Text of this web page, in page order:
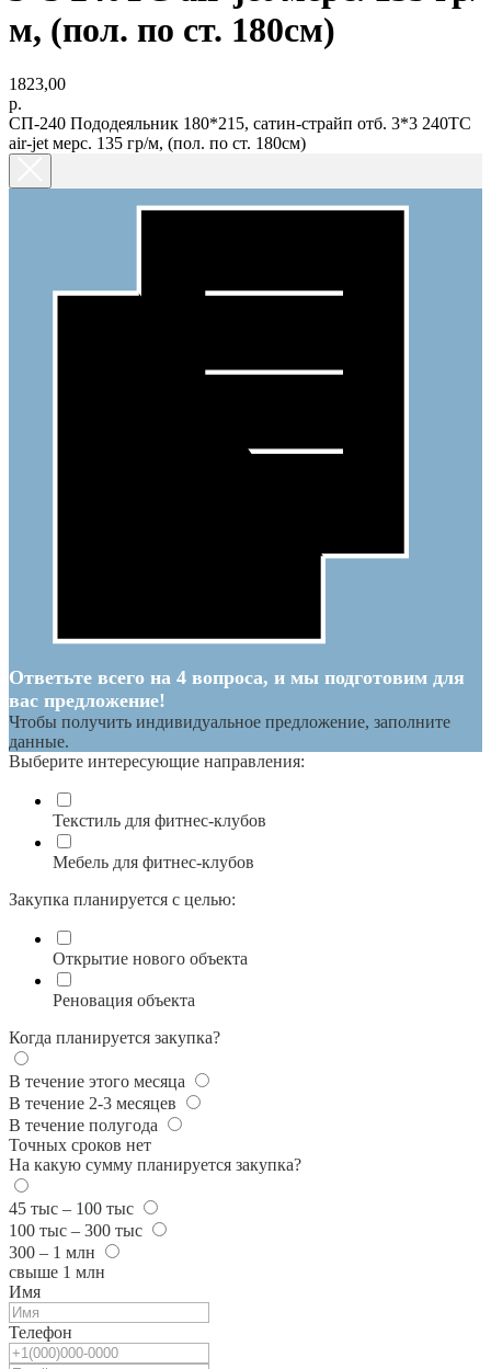
м, (пол. по ст. 180см)
1823,00
р.
СП-240 Пододеяльник 180*215, сатин-страйп отб. 3*3 240ТС
air-jet мерс. 135 гр/м, (пол. по ст. 180см)
Ответьте всего на 4 вопроса, и мы подготовим для
вас предложение!
Чтобы получить индивидуальное предложение, заполните
данные.
Выберите интересующие направления:
Текстиль для фитнес-клубов
Мебель для фитнес-клубов
Закупка планируется с целью:
Открытие нового объекта
Реновация объекта
Когда планируется закупка?
В течение этого месяца
В течение 2-3 месяцев
В течение полугода
Точных сроков нет
На какую сумму планируется закупка?
45 тыс – 100 тыс
100 тыс – 300 тыс
300 – 1 млн
свыше 1 млн
Имя
Телефон